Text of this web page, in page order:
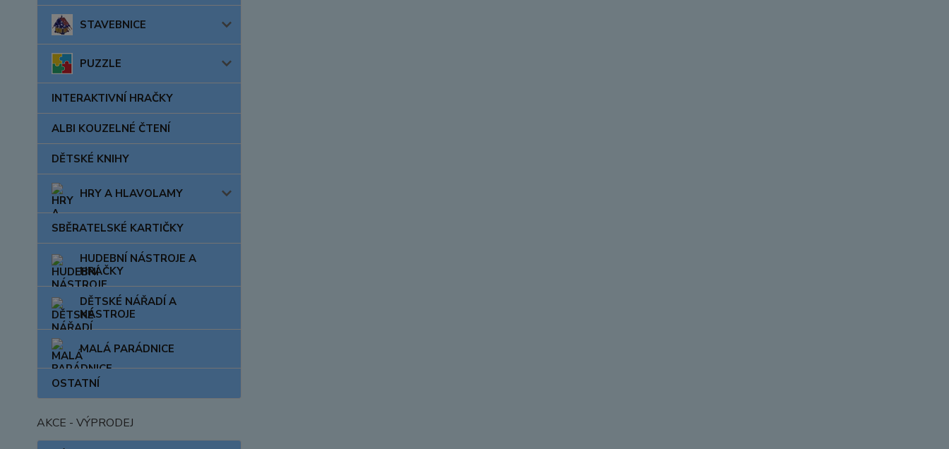
STAVEBNICE
PUZZLE
INTERAKTIVNÍ HRAČKY
ALBI KOUZELNÉ ČTENÍ
DĚTSKÉ KNIHY
HRY A HLAVOLAMY
SBĚRATELSKÉ KARTIČKY
HUDEBNÍ NÁSTROJE A
HRAČKY
DĚTSKÉ NÁŘADÍ A
NÁSTROJE
MALÁ PARÁDNICE
OSTATNÍ
AKCE - VÝPRODEJ